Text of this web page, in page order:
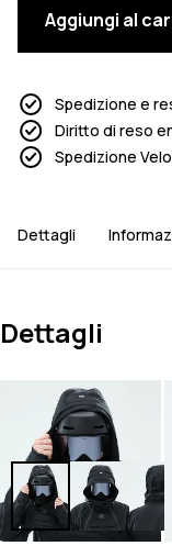
Aggiungi al
Spedizione e
Diritto di reso
Spedizione
Dettagli
Dettagli